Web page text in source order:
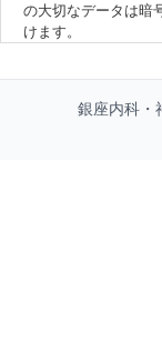
の大切なデータは暗
けます。
銀座内科・